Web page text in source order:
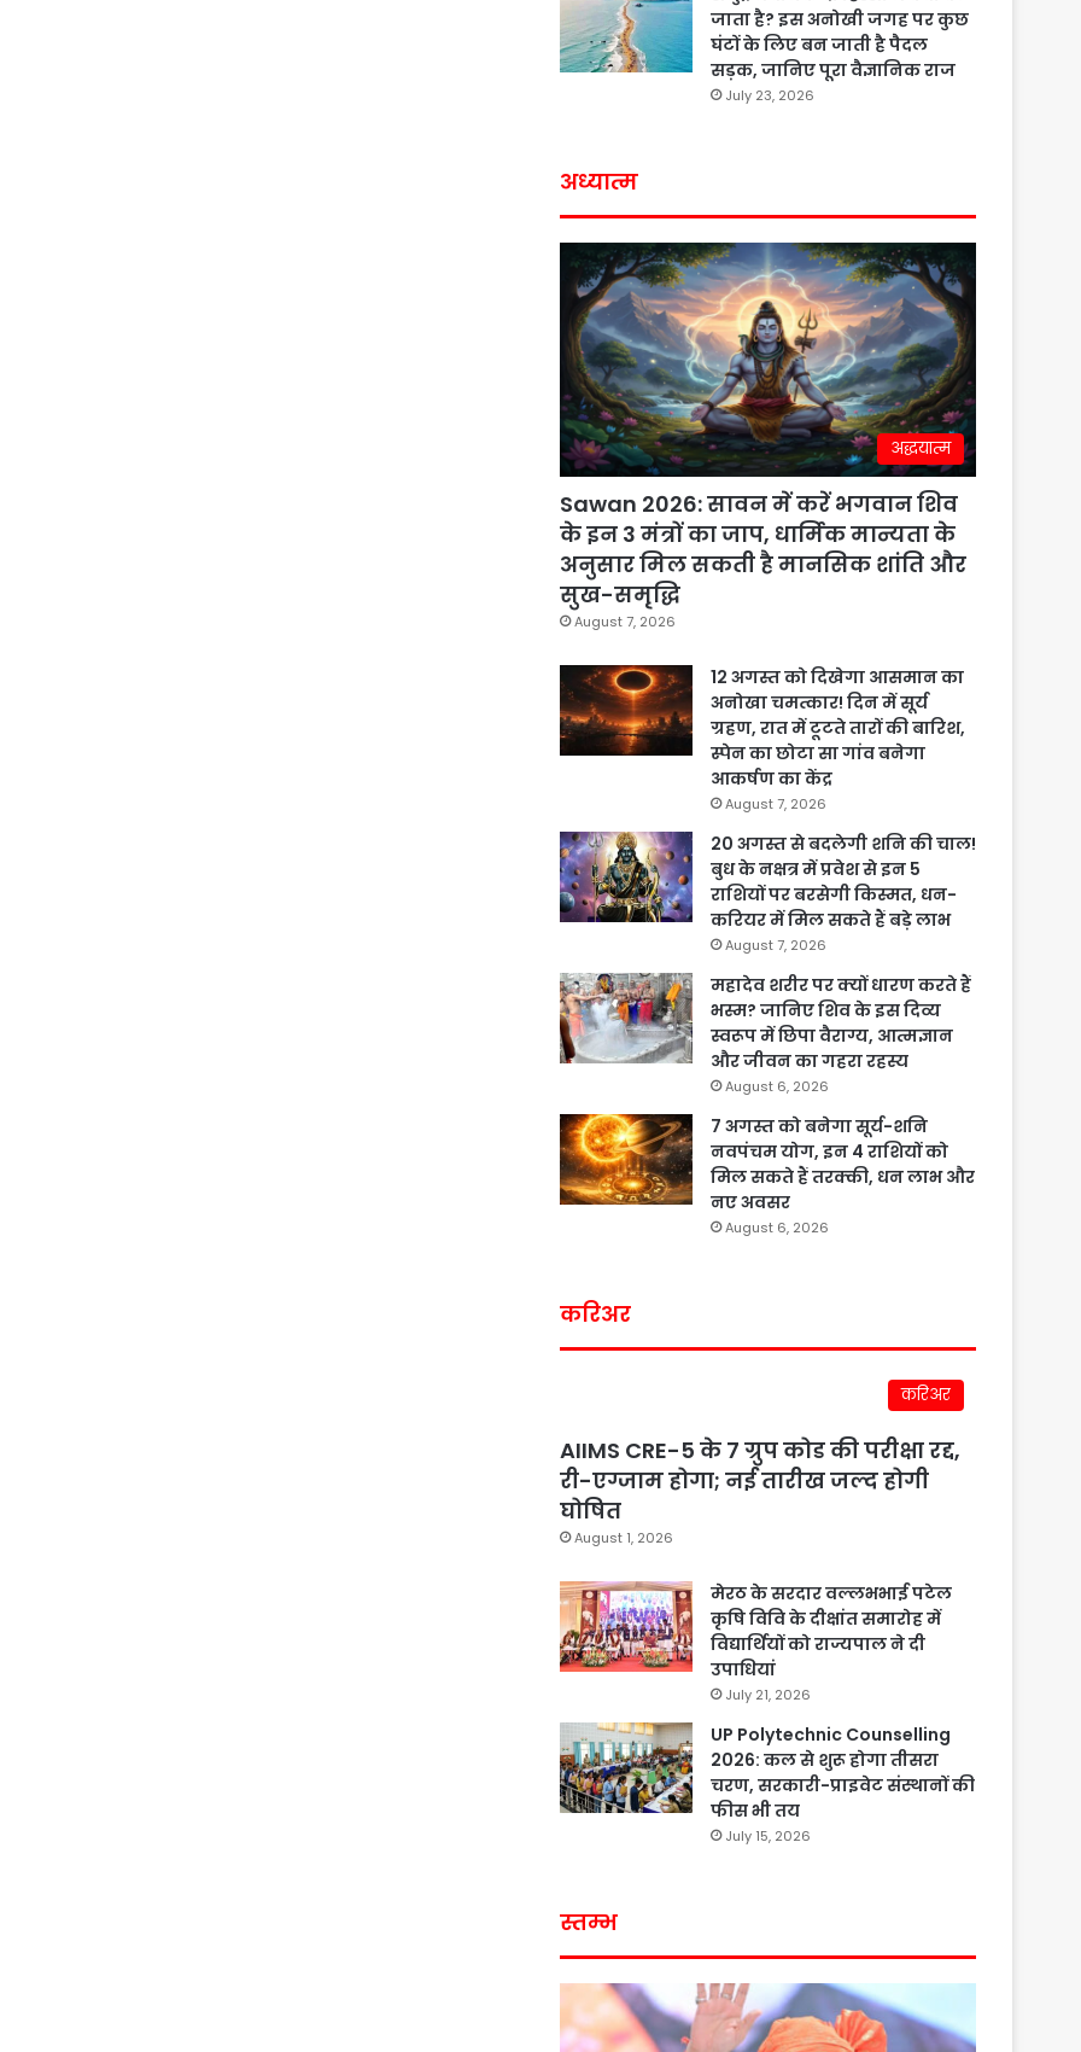
जाता है? इस अनोखी जगह पर कुछ
घंटों के लिए बन जाती है पैदल
सड़क, जानिए पूरा वैज्ञानिक राज
July 23, 2026
अध्यात्म
अद्धयात्म
Sawan 2026: सावन में करें भगवान शिव
के इन 3 मंत्रों का जाप, धार्मिक मान्यता के
अनुसार मिल सकती है मानसिक शांति और
सुख-समृद्धि
August 7, 2026
12 अगस्त को दिखेगा आसमान का
अनोखा चमत्कार! दिन में सूर्य
ग्रहण, रात में टूटते तारों की बारिश,
स्पेन का छोटा सा गांव बनेगा
आकर्षण का केंद्र
August 7, 2026
20 अगस्त से बदलेगी शनि की चाल!
बुध के नक्षत्र में प्रवेश से इन 5
राशियों पर बरसेगी किस्मत, धन-
करियर में मिल सकते हैं बड़े लाभ
August 7, 2026
महादेव शरीर पर क्यों धारण करते हैं
भस्म? जानिए शिव के इस दिव्य
स्वरूप में छिपा वैराग्य, आत्मज्ञान
और जीवन का गहरा रहस्य
August 6, 2026
7 अगस्त को बनेगा सूर्य-शनि
नवपंचम योग, इन 4 राशियों को
मिल सकते हैं तरक्की, धन लाभ और
नए अवसर
August 6, 2026
करिअर
करिअर
AIIMS CRE-5 के 7 ग्रुप कोड की परीक्षा रद्द,
री-एग्जाम होगा; नई तारीख जल्द होगी
घोषित
August 1, 2026
मेरठ के सरदार वल्लभभाई पटेल
कृषि विवि के दीक्षांत समारोह में
विद्यार्थियों को राज्यपाल ने दी
उपाधियां
July 21, 2026
UP Polytechnic Counselling
2026: कल से शुरू होगा तीसरा
चरण, सरकारी-प्राइवेट संस्थानों की
फीस भी तय
July 15, 2026
स्तम्भ